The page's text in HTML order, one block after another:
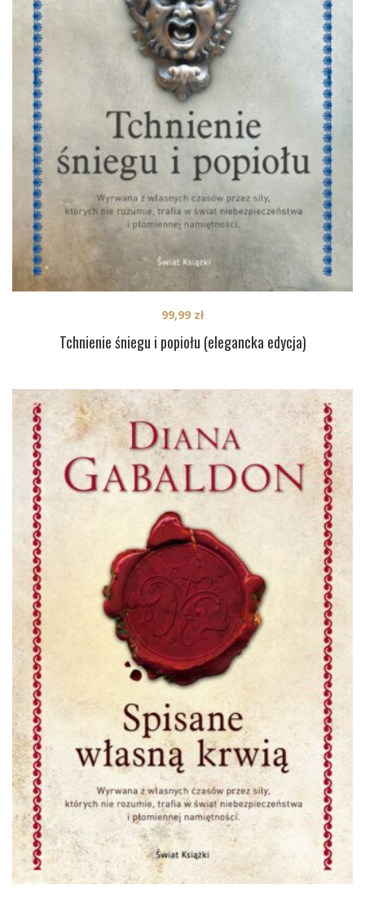
Tchnienie śniegu i popiołu (elegancka edycja)
99,99 zł